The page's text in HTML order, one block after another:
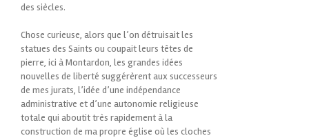
des siècles.
Chose curieuse, alors que l’on détruisait les
statues des Saints ou coupait leurs têtes de
pierre, ici à Montardon, les grandes idées
nouvelles de liberté suggérèrent aux successeurs
de mes jurats, l’idée d’une indépendance
administrative et d’une autonomie religieuse
totale qui aboutit très rapidement à la
construction de ma propre église où les cloches